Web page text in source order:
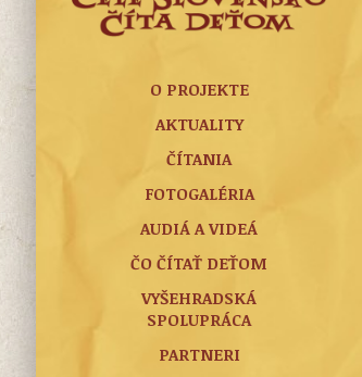
O PROJEKTE
AKTUALITY
ČÍTANIA
FOTOGALÉRIA
AUDIÁ A VIDEÁ
ČO ČÍTAŤ DEŤOM
VYŠEHRADSKÁ
SPOLUPRÁCA
PARTNERI